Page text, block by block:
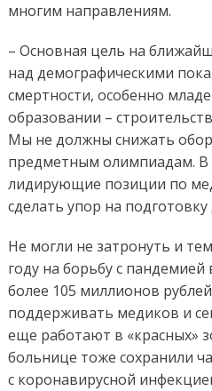
многим направлениям.
– Основная цель на
над демографическими
смертности, особенно
образовании –
Мы не должны снижать
предметным олимпиадам. В
лидирующие позиции по
сделать упор на
Не могли не затронуть и
году на борьбу с
более 105 миллионов
поддерживать медиков и
еще работают в «красных»
больнице тоже сохранили
с коронавирусной